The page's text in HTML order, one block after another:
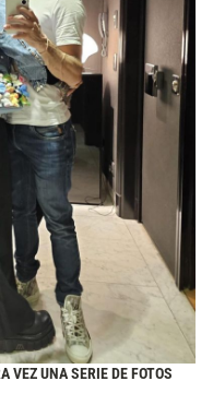
VEZ UNA SERIE DE FOTOS